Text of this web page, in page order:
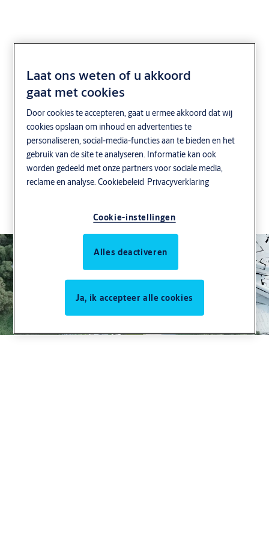
Ondersteuning voor
groene gebouwen
Wij werken eraan om deur- en
beveiligingsoplossingen duurzamer te maken,
door middel van innovatie,
certificeringsondersteuning en een wereldwijde
bouwoplossingen te verminderen.
Laat ons weten of u akkoord
gaat met cookies
Door cookies te accepteren, gaat u ermee akkoord dat wij
cookies opslaan om inhoud en advertenties te
personaliseren, social-media-functies aan te bieden en het
gebruik van de site te analyseren. Informatie kan ook
worden gedeeld met onze partners voor sociale media,
reclame en analyse.Cookiebeleid Privacyverklaring
Cookie-instellingen
Alles deactiveren
Ja, ik accepteer alle cookies